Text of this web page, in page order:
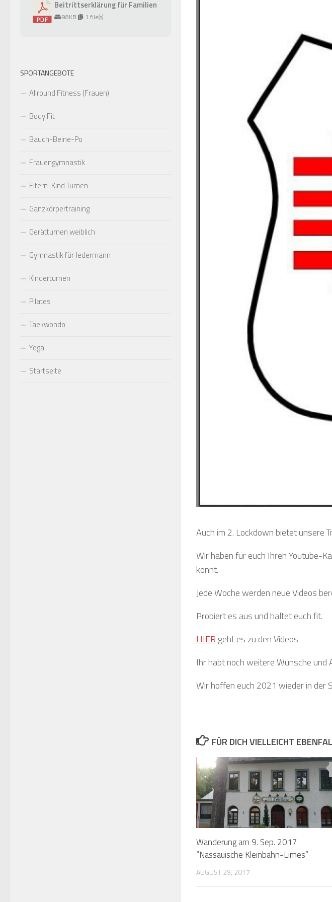
Auch im 2. Lockdown bietet unsere
Wir haben für euch Ihren Youtube-
könnt.
Jede Woche werden neue Videos
Probiert es aus und haltet euch fit.
HIER geht es zu den Videos
Ihr habt noch weitere Wünsche und
Wir hoffen euch 2021 wieder in der
FÜR DICH VIELLEICHT
Wanderung am 9. Sep. 2017
“Nassauische Kleinbahn-Limes”
AUGUST 29, 2017
Beitrittserklärung für Familien
98KB 1 file(s)
SPORTANGEBOTE
Allround Fitness (Frauen)
Body Fit
Bauch-Beine-Po
Frauengymnastik
Eltern-Kind Turnen
Ganzkörpertraining
Gerätturnen weiblich
Gymnastik für Jedermann
Kinderturnen
Pilates
Taekwondo
Yoga
Startseite